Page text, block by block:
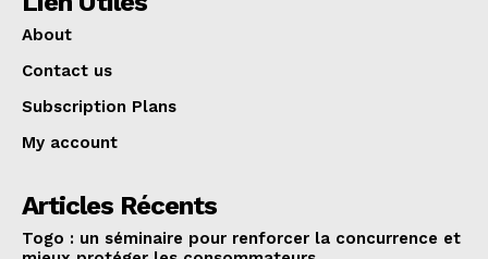
About
Contact us
Subscription Plans
My account
Articles Récents
Togo : un séminaire pour renforcer la concurrence et